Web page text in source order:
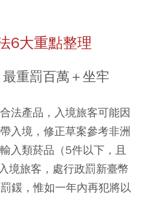
6大重點整理
重罰百萬＋坐牢
法產品，入境旅客可能因
入境，修正草案參考非洲
入類菸品（5件以下，且
境旅客，處行政罰新臺幣
鍰，惟如一年內再犯將以